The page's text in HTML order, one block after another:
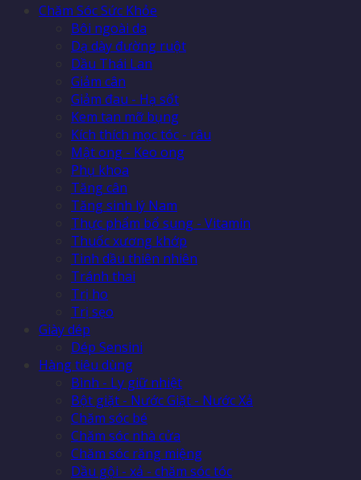
Chăm Sóc Sức Khỏe
Bôi ngoài da
Dạ dày đường ruột
Dầu Thái Lan
Giảm cân
Giảm đau - Hạ sốt
Kem tan mỡ bụng
Kích thích mọc tóc - râu
Mật ong - Keo ong
Phụ khoa
Tăng cân
Tăng sinh lý Nam
Thực phẩm bổ sung - Vitamin
Thuốc xương khớp
Tinh dầu thiên nhiên
Tránh thai
Trị ho
Trị sẹo
Giày dép
Dép Sensini
Hàng tiêu dùng
Bình - Ly giữ nhiệt
Bột giặt - Nước Giặt - Nước Xả
Chăm sóc bé
Chăm sóc nhà cửa
Chăm sóc răng miệng
Dầu gội - xả - chăm sóc tóc